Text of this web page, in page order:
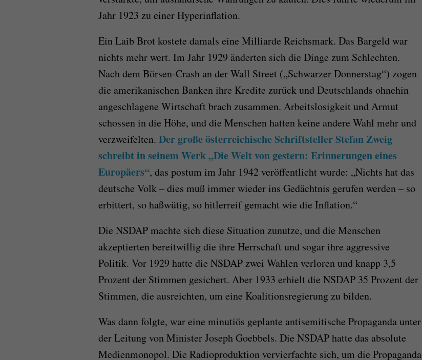
Jahr 1923 zu einer Hyperinflation.
Ein Laib Brot kostete damals eine Milliarde Reichsmark. Das Bargeld war
nichts mehr wert. Im Jahr 1929 änderten sich die Dinge zum Schlechten.
Nach dem Börsen-Crash an der Wall Street („Schwarzer Donnerstag“) zogen
die amerikanischen Banken ihre Kredite zurück und Deutschlands ohnehin
angeschlagene Wirtschaft brach zusammen. Arbeitslosigkeit und Armut
schossen in die Höhe, und die Menschen hatten keine andere Wahl mehr und
verzweifelten. Der große österreichische Schriftsteller Stefan Zweig
schreibt in seinem Werk „Die Welt von gestern: Erinnerungen eines
Europäers“, das postum im Jahr 1942 veröffentlicht wurde: „Nichts hat das
deutsche Volk – dies muß immer wieder ins Gedächtnis gerufen werden – so
erbittert, so haßwütig, so hitlerreif gemacht wie die Inflation.“
Die NSDAP machte sich diese Situation zunutze, und die Menschen
akzeptierten bereitwillig die ihre Herrschaft und sogar ihre aggressive
Politik. Vor 1929 hatte die NSDAP zwei Wahlen verloren und knapp 3,5
Prozent der Stimmen gesichert. Aber 1933 erhielt die NSDAP 35 Prozent der
Stimmen, die ausreichten, um eine Koalitionsregierung zu bilden.
Was dann folgte, war eine minutiös geplante antisemitische Propaganda unter
der Leitung von Minister Joseph Goebbels. Die NSDAP hatte das absolute
Medienmonopol. Die Radioproduktion vervierfachte sich, um die Propaganda